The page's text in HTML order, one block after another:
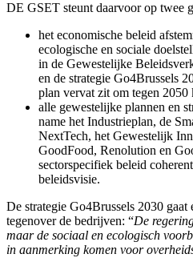
DE GSET steunt daarvoor op twee
het economische beleid
ecologische en sociale
in de Gewestelijke
en de strategie Go4Brussels
plan vervat zit om tegen
alle gewestelijke plannen en
name het Industrieplan, de
NextTech, het Gewestelijk
GoodFood, Renolution en
sectorspecifiek beleid
beleidsvisie.
De strategie Go4Brussels 2030 gaat
tegenover de bedrijven: “De
maar de sociaal en ecologisch
in aanmerking komen voor